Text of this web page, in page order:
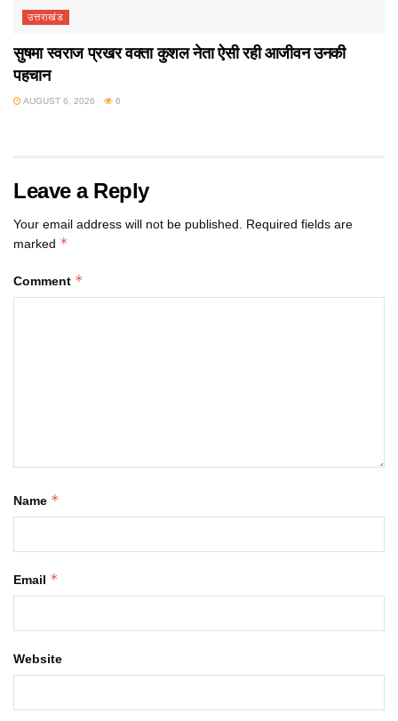
उत्तराखंड
सुषमा स्वराज प्रखर वक्ता कुशल नेता ऐसी रही आजीवन उनकी
पहचान
AUGUST 6, 2026 6
Leave a Reply
Your email address will not be published. Required fields are
marked *
Comment *
Name *
Email *
Website